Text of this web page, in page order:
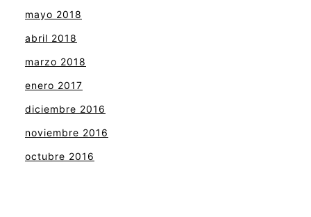
mayo 2018
abril 2018
marzo 2018
enero 2017
diciembre 2016
noviembre 2016
octubre 2016